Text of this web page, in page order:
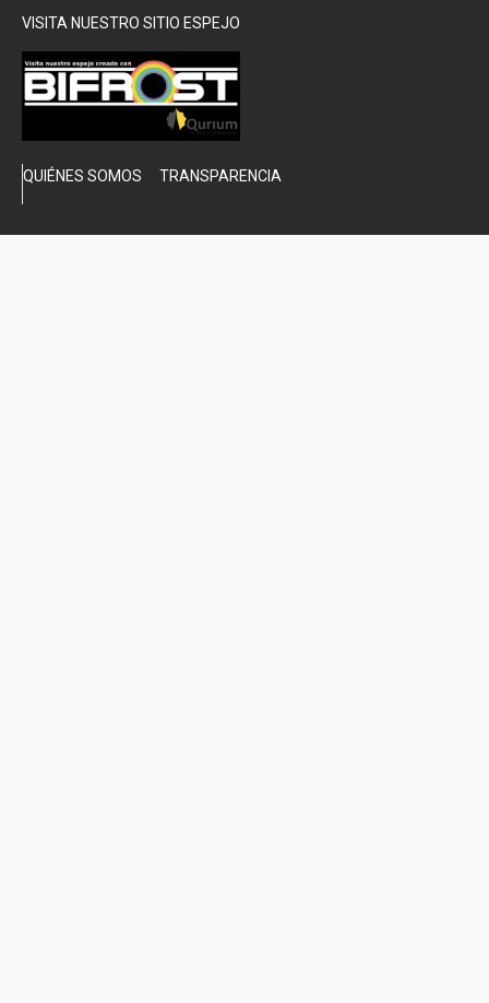
VISITA NUESTRO SITIO ESPEJO
QUIÉNES SOMOS TRANSPARENCIA